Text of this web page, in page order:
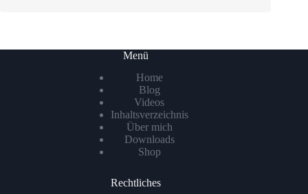
Menü
Home
Blog
Videos
Inhaltsverzeichnis
Über mich
Downloads
Shop
Rechtliches